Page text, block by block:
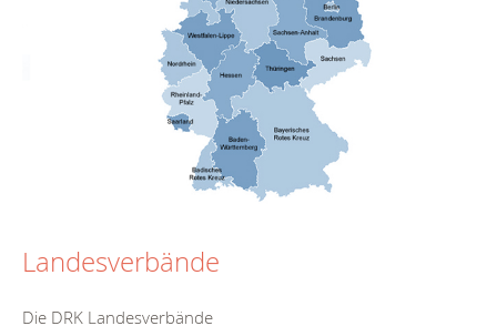
Landesverbände
Die DRK Landesverbände